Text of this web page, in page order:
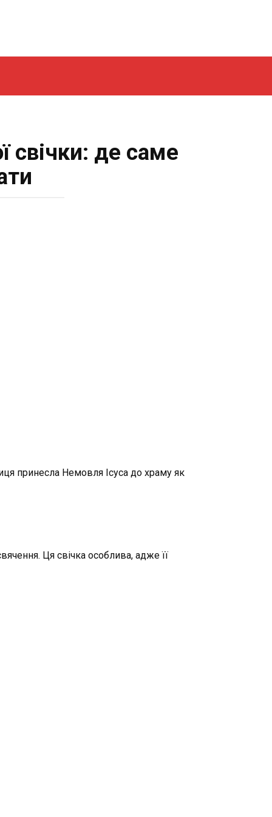
свічки: де саме
принесла Немовля Ісуса до храму як
Ця свічка особлива, адже її